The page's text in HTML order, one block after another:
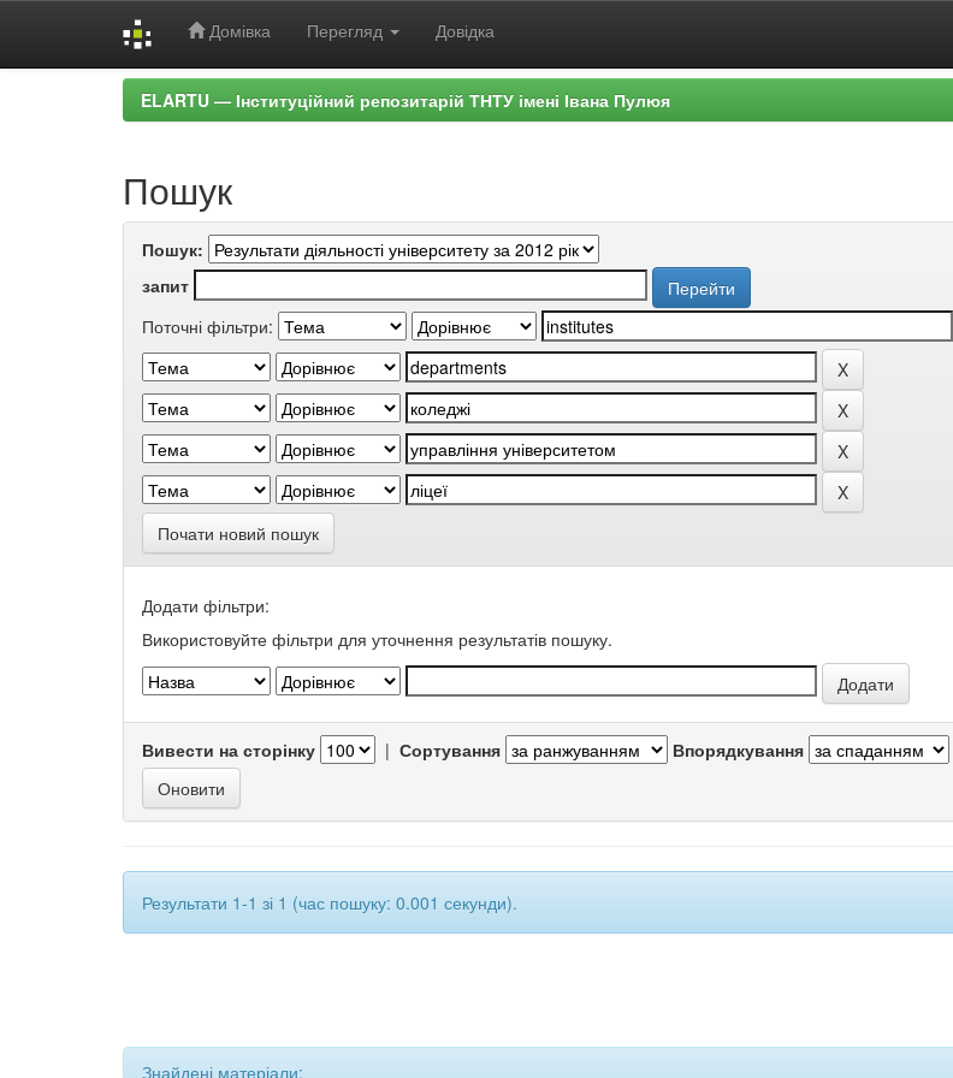
Домівка Перегляд Довідка
ELARTU — Інституційний репозитарій ТНТУ імені Івана Пулюя
Пошук
Пошук:
запит
Поточні фільтри:
Почати новий пошук
Додати фільтри:
Використовуйте фільтри для уточнення результатів пошуку.
Вивести на сторінку | Сортування Впорядкування
Результати 1-1 зі 1 (час пошуку: 0.001 секунди).
Знайдені матеріали: